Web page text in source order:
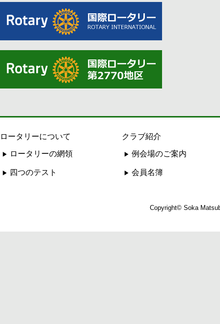
ロータリーについて
ロータリーの網領
四つのテスト
クラブ紹介
例会場のご案内
会員名簿
Copyright© Soka